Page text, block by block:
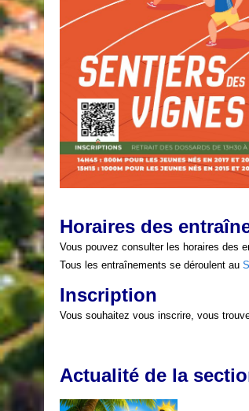
Horaires des
Vous pouvez consulter les horaires des
Tous les entraînements se déroulent au
Inscription
Vous souhaitez vous inscrire, vous
Actualité de la